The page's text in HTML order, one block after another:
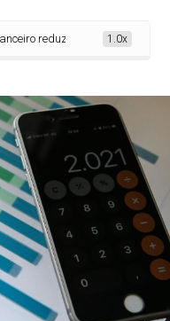
reduz projeção da inflação
1.0x